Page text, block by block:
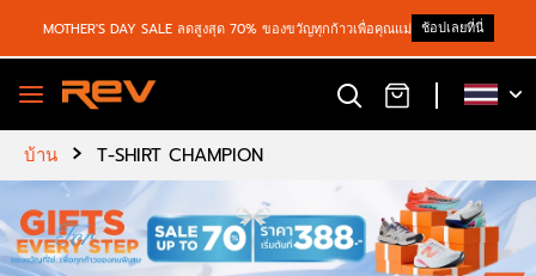
MOTHER'S DAY SALE ลดสูงสุด 70% ของขวัญทุกก้าวเพื่อคุณแม่ ช้อปเลยที่นี่
บ้าน › T-SHIRT CHAMPION